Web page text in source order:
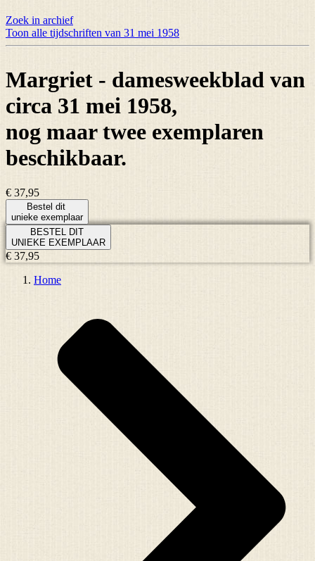
Zoek in archief
Toon alle tijdschriften van 31 mei 1958
Margriet - damesweekblad van
circa 31 mei 1958,
nog maartwee exemplaren
beschikbaar.
€ 37,95
Bestel dit
unieke exemplaar
BESTEL DIT
UNIEKE EXEMPLAAR
€ 37,95
Home